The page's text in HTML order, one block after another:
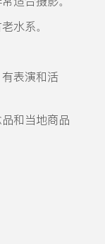
水系。
有表演和活
和当地商品